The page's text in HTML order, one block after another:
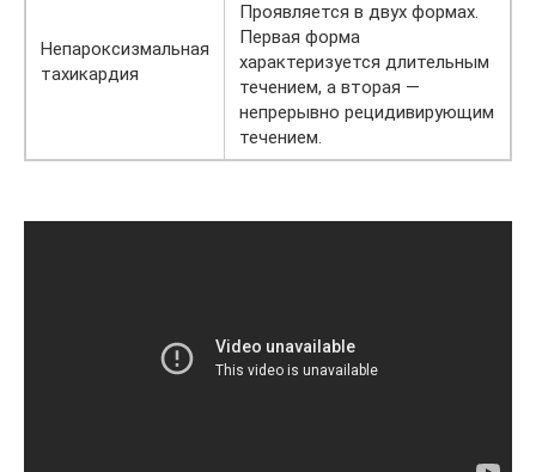
Непароксизмальная
тахикардия
Проявляется в двух формах.
Первая форма
характеризуется длительным
течением, а вторая —
непрерывно рецидивирующим
течением.